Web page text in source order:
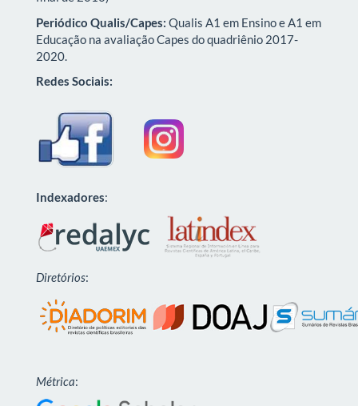
Periódico Qualis/Capes: Qualis A1 em Ensino e A1 em
Educação na avaliação Capes do quadriênio 2017-
2020.
Redes Sociais:
Indexadores:
Diretórios:
Métrica: